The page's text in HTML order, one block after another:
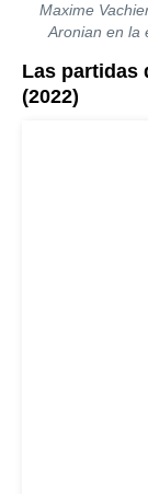
Maxime
Aronian en la
Las partidas
(2022)